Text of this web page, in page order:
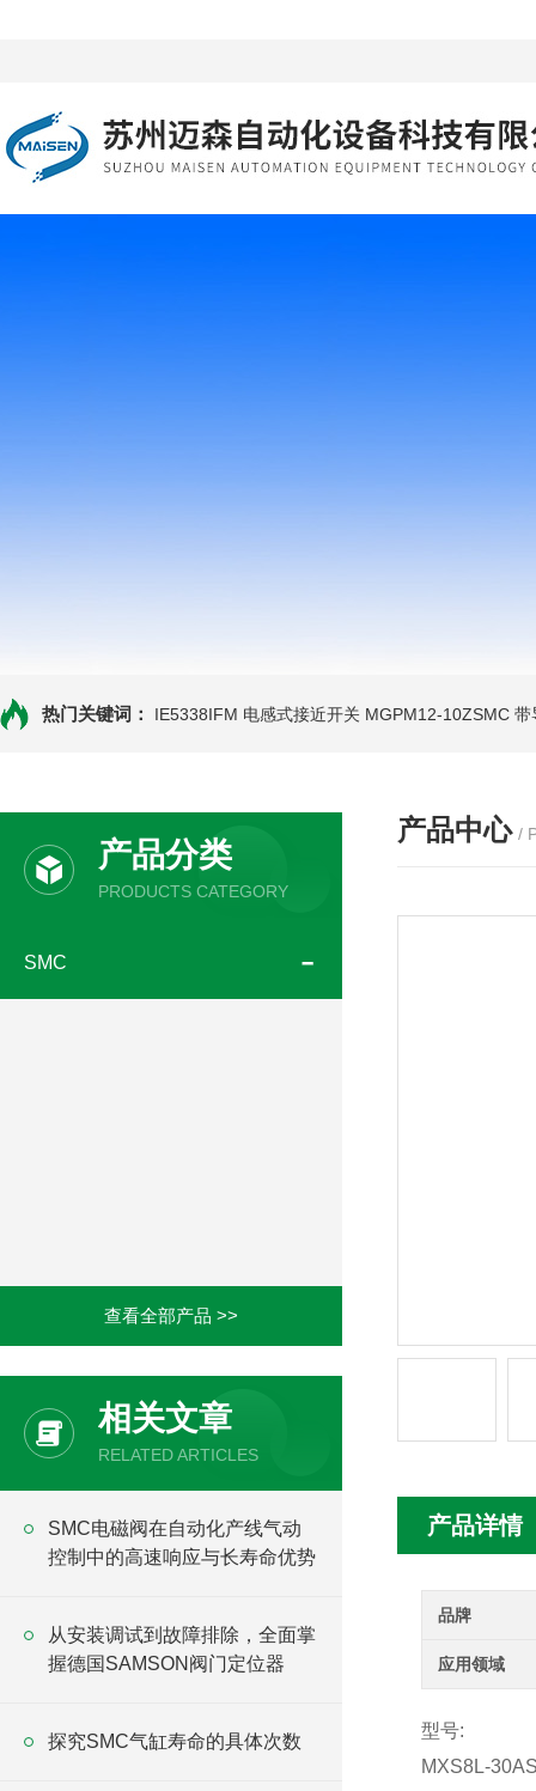
热门关键词： IE5338IFM 电感式接近开关 MGPM12-10ZSMC 带
产品分类
PRODUCTS CATEGORY
SMC
查看全部产品 >>
相关文章
RELATED ARTICLES
SMC电磁阀在自动化产线气动
控制中的高速响应与长寿命优势
从安装调试到故障排除，全面掌
握德国SAMSON阀门定位器
探究SMC气缸寿命的具体次数
产品中心 /
产品详情
品牌
应用领域
型号:
MXS8L-